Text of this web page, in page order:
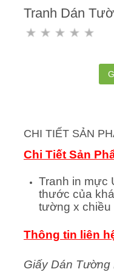
Tranh Dán
CHI TIẾT SẢN
Chi Tiết Sản
Tranh in mực
thước của
tường x
Thông tin liên
Giấy Dán Tường